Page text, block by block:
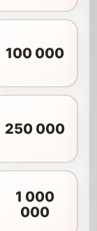
100 000
250 000
1 000
000